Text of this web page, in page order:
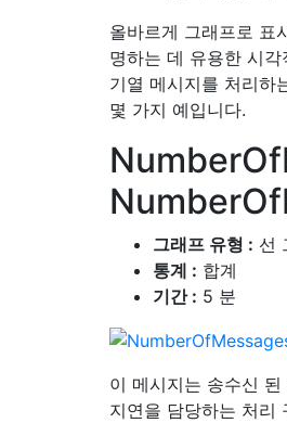
올바르게 그래프로 표
명하는 데 유용한 시
기열 메시지를 처리하
몇 가지 예입니다.
그래프 유형 : 선
통계 : 합계
기간 : 5 분
이 메시지는 송수신
지연을 담당하는 처리